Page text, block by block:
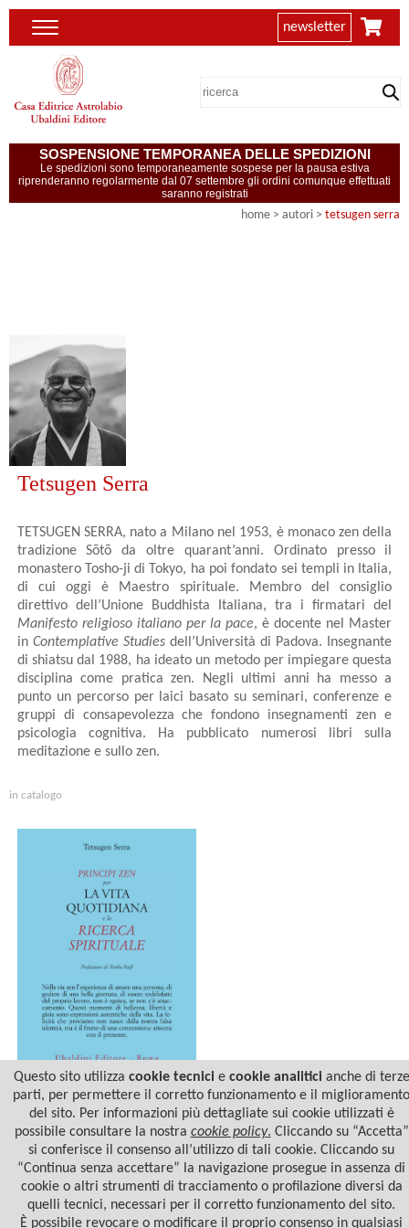
newsletter
SOSPENSIONE TEMPORANEA DELLE SPEDIZIONI
Le spedizioni sono temporaneamente sospese per la pausa estiva
riprenderanno regolarmente dal 07 settembre gli ordini comunque effettuati
saranno registrati
home > autori > tetsugen serra
Tetsugen Serra
TETSUGEN SERRA, nato a Milano nel 1953, è monaco zen della
tradizione Sōtō da oltre quarant’anni. Ordinato presso il
monastero Tosho-ji di Tokyo, ha poi fondato sei templi in Italia,
di cui oggi è Maestro spirituale. Membro del consiglio
direttivo dell’Unione Buddhista Italiana, tra i firmatari del
Manifesto religioso italiano per la pace, è docente nel Master
in Contemplative Studiesdell’Università di Padova. Insegnante
di shiatsu dal 1988, ha ideato un metodo per impiegare questa
disciplina come pratica zen. Negli ultimi anni ha messo a
punto un percorso per laici basato su seminari, conferenze e
gruppi di consapevolezza che fondono insegnamenti zen e
psicologia cognitiva. Ha pubblicato numerosi libri sulla
meditazione e sullo zen.
in catalogo
PRINCIPI ZEN PER LA VITA
QUOTIDIANA E LA
RICERCA SPIRITUALE
Questo sito utilizza cookie tecnicie cookie analiticianche di terze
parti, per permettere il corretto funzionamento e il miglioramento
del sito. Per informazioni più dettagliate sui cookie utilizzati è
possibile consultare la nostra cookie policy. Cliccando su “Accetta”
si conferisce il consenso all’utilizzo di tali cookie. Cliccando su
“Continua senza accettare” la navigazione prosegue in assenza di
cookie o altri strumenti di tracciamento o profilazione diversi da
quelli tecnici, necessari per il corretto funzionamento del sito.
È possibile revocare o modificare il proprio consenso in qualsiasi